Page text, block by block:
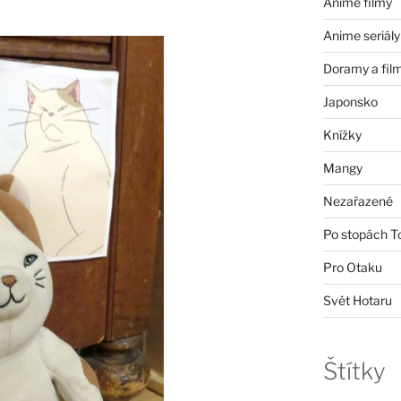
Anime seriály
Doramy a
Japonsko
Knížky
Mangy
Nezařazené
Po stopách
Pro Otaku
Svět Hotaru
Štítky